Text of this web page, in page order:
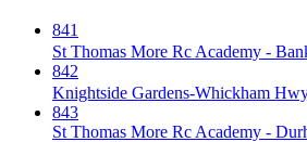
841
St Thomas More Rc Academy -
842
Knightside Gardens-Whickham
843
St Thomas More Rc Academy -